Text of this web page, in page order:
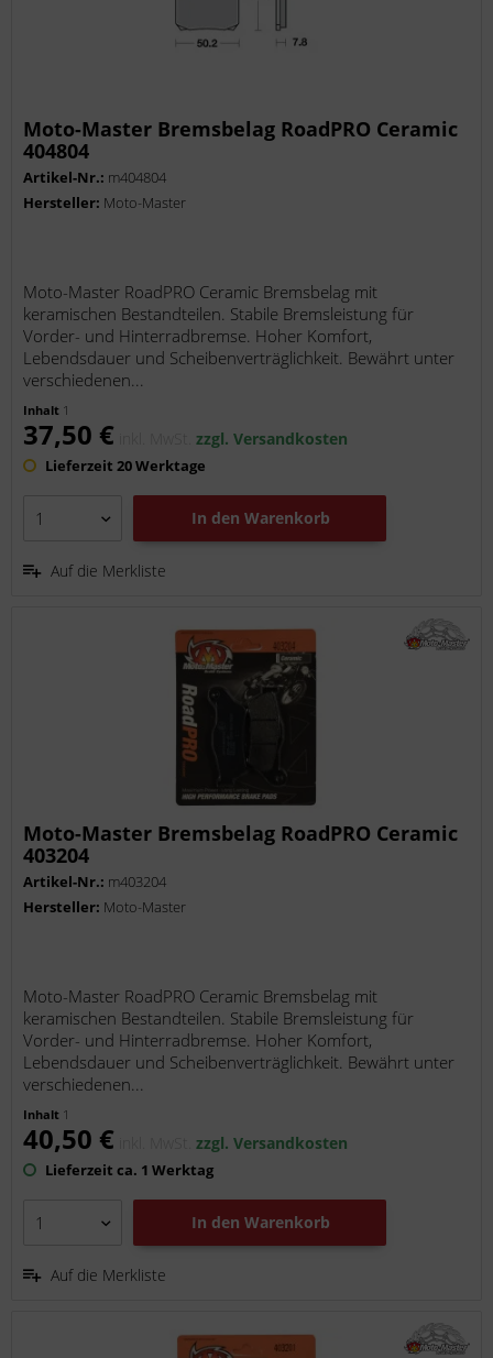
Moto-Master Bremsbelag RoadPRO Ceramic
404804
Artikel-Nr.: m404804
Hersteller: Moto-Master
Moto-Master RoadPRO Ceramic Bremsbelag mit
keramischen Bestandteilen. Stabile Bremsleistung für
Vorder- und Hinterradbremse. Hoher Komfort,
Lebendsdauer und Scheibenverträglichkeit. Bewährt unter
verschiedenen...
Inhalt 1
37,50 € inkl. MwSt.zzgl. Versandkosten
Lieferzeit 20 Werktage
In den Warenkorb
Auf die Merkliste
Moto-Master Bremsbelag RoadPRO Ceramic
403204
Artikel-Nr.: m403204
Hersteller: Moto-Master
Moto-Master RoadPRO Ceramic Bremsbelag mit
keramischen Bestandteilen. Stabile Bremsleistung für
Vorder- und Hinterradbremse. Hoher Komfort,
Lebendsdauer und Scheibenverträglichkeit. Bewährt unter
verschiedenen...
Inhalt 1
40,50 € inkl. MwSt.zzgl. Versandkosten
Lieferzeit ca. 1 Werktag
In den Warenkorb
Auf die Merkliste